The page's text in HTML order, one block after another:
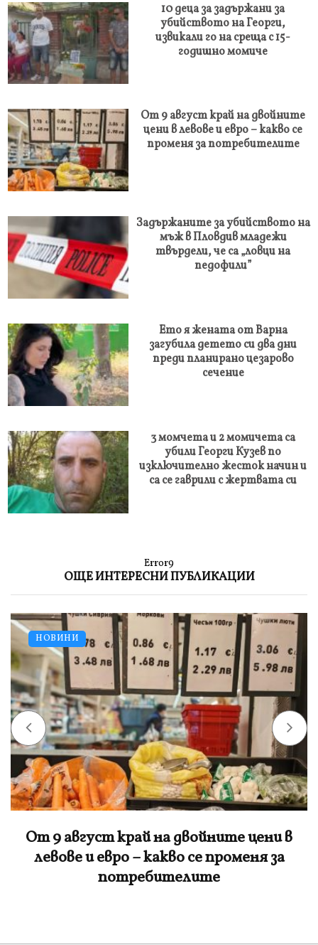
10 деца за задържани за
убийството на Георги,
извикали го на среща с 15-
годишно момиче
От 9 август край на двойните
цени в левове и евро – какво се
променя за потребителите
Задържаните за убийството на
мъж в Пловдив младежи
твърдели, че са „ловци на
педофили”
Ето я жената от Варна
загубила детето си два дни
преди планирано цезарово
сечение
3 момчета и 2 момичета са
убили Георги Кузев по
изключително жесток начин и
са се гаврили с жертвата си
Error9
ОЩЕ ИНТЕРЕСНИ ПУБЛИКАЦИИ
НОВИНИ
От 9 август край на двойните цени в
левове и евро – какво се променя за
потребителите